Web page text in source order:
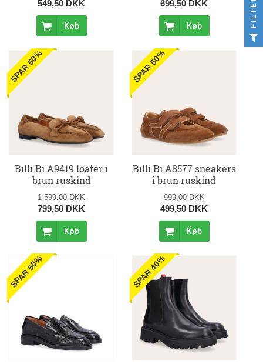
549,50 DKK
Køb
699,50 DKK
Køb
SPAR 50%
Billi Bi A9419 loafer i
brun ruskind
1 599,00 DKK
799,50 DKK
Køb
SPAR 50%
Billi Bi A8577 sneakers
i brun ruskind
999,00 DKK
499,50 DKK
Køb
SPAR 50% SPAR 40%
FILTER